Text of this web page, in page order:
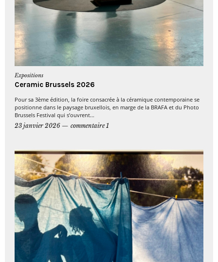
Expositions
Ceramic Brussels 2026
Pour sa 3ème édition, la foire consacrée à la céramique contemporaine se
positionne dans le paysage bruxellois, en marge de la BRAFA et du Photo
Brussels Festival qui s’ouvrent...
23 janvier 2026
commentaire 1